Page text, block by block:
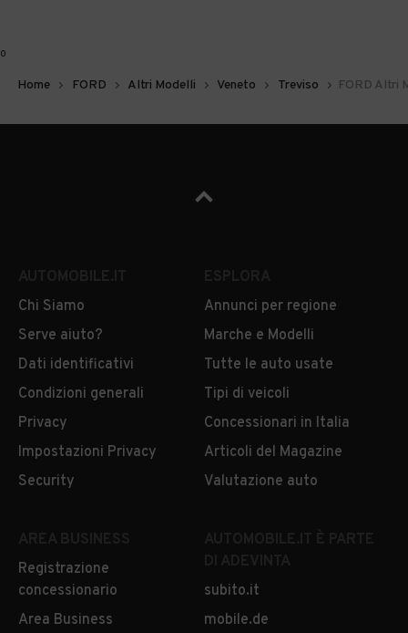
0
Home FORD Altri Modelli Veneto Treviso FORD Altri
Chi Siamo
Serve aiuto?
Dati identificativi
Condizioni generali
Privacy
Impostazioni Privacy
Security
Annunci per regione
Marche e Modelli
Tutte le auto usate
Tipi di veicoli
Concessionari in Italia
Articoli del Magazine
Valutazione auto
Registrazione
concessionario
Area Business
subito.it
mobile.de